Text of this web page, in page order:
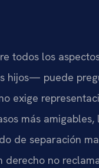
todos los
hijos— puede
exige
más
de separación
no